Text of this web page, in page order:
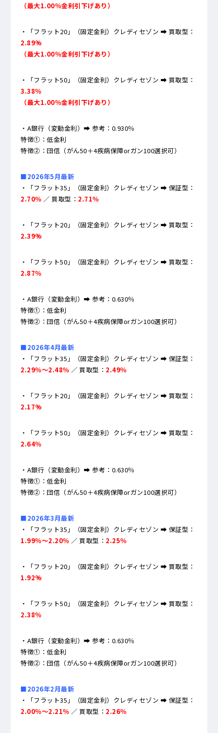
（最大1.00％金利引下げあり）
・「フラット20」（固定金利）クレディセゾン ➡ 買取型：
2.89%
（最大1.00％金利引下げあり）
・「フラット50」（固定金利）クレディセゾン ➡ 買取型：
3.38％
（最大1.00％金利引下げあり）
・A銀行（変動金利）➡ 参考：0.930％
特徴①：低金利
特徴②：団信（がん50＋4疾病保障orガン100選択可）
■2026年5月最新
・「フラット35」（固定金利）クレディセゾン ➡ 保証型：
2.70％ ／ 買取型： 2.71％
・「フラット20」（固定金利）クレディセゾン ➡ 買取型：
2.39%
・「フラット50」（固定金利）クレディセゾン ➡ 買取型：
2.87％
・A銀行（変動金利）➡ 参考：0.630％
特徴①：低金利
特徴②：団信（がん50＋4疾病保障orガン100選択可）
■2026年4月最新
・「フラット35」（固定金利）クレディセゾン ➡ 保証型：
2.29％～2.48％ ／ 買取型： 2.49％
・「フラット20」（固定金利）クレディセゾン ➡ 買取型：
2.17%
・「フラット50」（固定金利）クレディセゾン ➡ 買取型：
2.64％
・A銀行（変動金利）➡ 参考：0.630％
特徴①：低金利
特徴②：団信（がん50＋4疾病保障orガン100選択可）
■2026年3月最新
・「フラット35」（固定金利）クレディセゾン ➡ 保証型：
1.99％～2.20％ ／ 買取型： 2.25％
・「フラット20」（固定金利）クレディセゾン ➡ 買取型：
1.92%
・「フラット50」（固定金利）クレディセゾン ➡ 買取型：
2.38％
・A銀行（変動金利）➡ 参考：0.630％
特徴①：低金利
特徴②：団信（がん50＋4疾病保障orガン100選択可）
■2026年2月最新
・「フラット35」（固定金利）クレディセゾン ➡ 保証型：
2.00％～2.21％ ／ 買取型： 2.26％